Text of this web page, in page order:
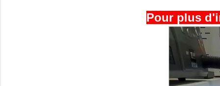
Pour plus